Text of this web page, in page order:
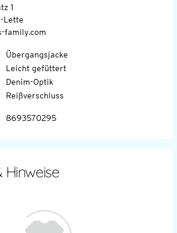
1
Lette
family.com
Übergangsjacke
Leicht gefüttert
Denim-Optik
Reißverschluss
8693570295
Hinweise